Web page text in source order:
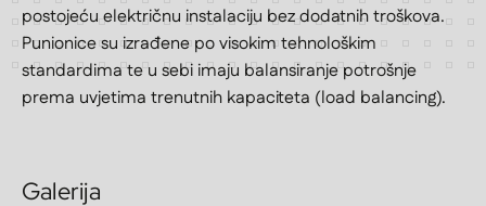
postojeću električnu instalaciju bez dodatnih troškova.
Punionice su izrađene po visokim tehnološkim
standardima te u sebi imaju balansiranje potrošnje
prema uvjetima trenutnih kapaciteta (load balancing).
Galerija